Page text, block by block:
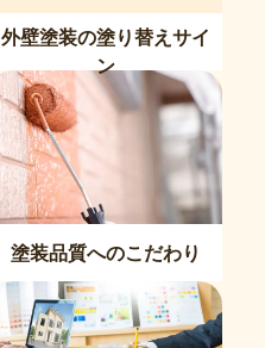
外壁塗装の塗り替えサイ
ン
塗装品質へのこだわり